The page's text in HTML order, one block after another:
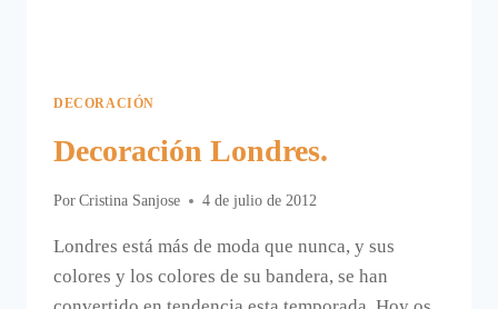
DECORACIÓN
Decoración Londres.
Por Cristina Sanjose 4 de julio de 2012
Londres está más de moda que nunca, y sus
colores y los colores de su bandera, se han